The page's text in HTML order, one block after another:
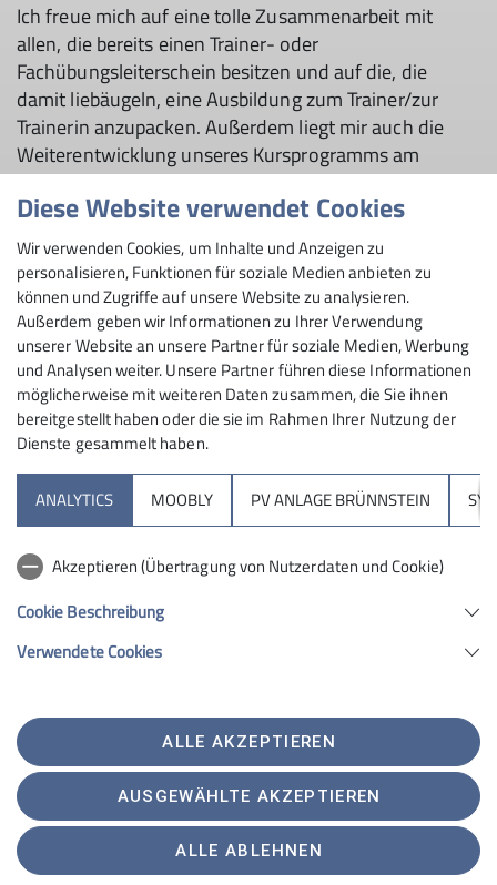
Ich freue mich auf eine tolle Zusammenarbeit mit
allen, die bereits einen Trainer- oder
Fachübungsleiterschein besitzen und auf die, die
damit liebäugeln, eine Ausbildung zum Trainer/zur
Trainerin anzupacken. Außerdem liegt mir auch die
Weiterentwicklung unseres Kursprogramms am
Herzen.
Bei Fragen und Interesse zu Trainer- und
Fachübungsleiterausbildungen beim DAV könnt Ihr
mich gerne kontaktieren.
Sektion
Hochrieshütte
Sektion Rosenheim des Deutschen Alpenvereins e.V.
Telefon +4980312716030
Datenschutz-Einstellungen
Datenschutz
Impressum
Erklärung zur Barrierefreiheit
Diese Website verwendet Cookies
Wir verwenden Cookies, um Inhalte und Anzeigen zu
personalisieren, Funktionen für soziale Medien anbieten zu
können und Zugriffe auf unsere Website zu analysieren.
Außerdem geben wir Informationen zu Ihrer Verwendung
unserer Website an unsere Partner für soziale Medien, Werbung
und Analysen weiter. Unsere Partner führen diese Informationen
möglicherweise mit weiteren Daten zusammen, die Sie ihnen
bereitgestellt haben oder die sie im Rahmen Ihrer Nutzung der
Dienste gesammelt haben.
ANALYTICS MOOBLY PV ANLAGE BRÜNNSTEIN
Akzeptieren (Übertragung von Nutzerdaten und Cookie)
Cookie Beschreibung
Verwendete Cookies
ALLE AKZEPTIEREN
AUSGEWÄHLTE AKZEPTIEREN
ALLE ABLEHNEN